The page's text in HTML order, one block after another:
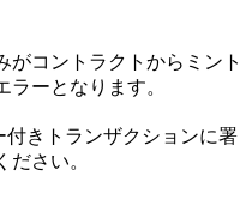
がコントラクトからミント
ーとなります。
きトランザクションに署
さい。